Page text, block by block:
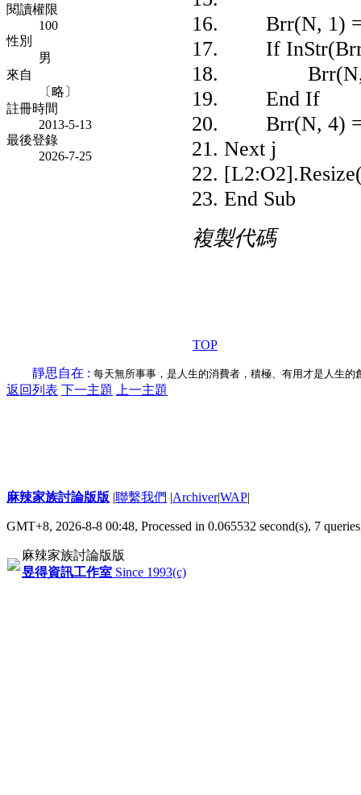
閱讀權限
100
性別
男
來自
〔略〕
註冊時間
2013-5-13
最後登錄
2026-7-25
Brr(N, 1) =
If
Brr(N, 3)
End If
Brr(N, 4) =
Next j
End Sub
複製代碼
TOP
靜思自在 : 每天無所事事，是人生的消費者，積極、有用才是人生的
返回列表 下一主題 上一主題
麻辣家族討論版版 |聯繫我們 |Archiver|WAP|
GMT+8, 2026-8-8 00:48, Processed in 0.065532 second(s), 7
麻辣家族討論版版
昱得資訊工作室 Since 1993(c)